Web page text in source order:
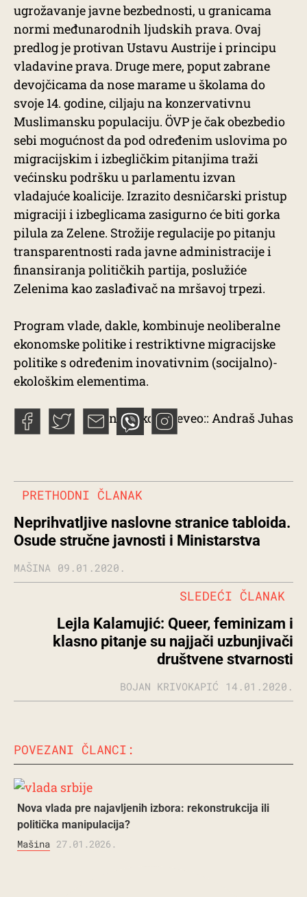
ugrožavanje javne bezbednosti, u granicama
normi međunarodnih ljudskih prava. Ovaj
predlog je protivan Ustavu Austrije i principu
vladavine prava. Druge mere, poput zabrane
devojčicama da nose marame u školama do
svoje 14. godine, ciljaju na konzervativnu
Muslimansku populaciju. ÖVP je čak obezbedio
sebi mogućnost da pod određenim uslovima po
migracijskim i izbegličkim pitanjima traži
većinsku podršku u parlamentu izvan
vladajuće koalicije. Izrazito desničarski pristup
migraciji i izbeglicama zasigurno će biti gorka
pilula za Zelene. Strožije regulacije po pitanju
transparentnosti rada javne administracije i
finansiranja političkih partija, poslužiće
Zelenima kao zaslađivač na mršavoj trpezi.
Program vlade, dakle, kombinuje neoliberalne
ekonomske politike i restriktivne migracijske
politike s određenim inovativnim (socijalno)-
ekološkim elementima.
S engleskog preveo:: Andraš Juhas
PRETHODNI ČLANAK
Neprihvatljive naslovne stranice tabloida.
Osude stručne javnosti i Ministarstva
MAŠINA 09.01.2020.
Lejla Kalamujić: Queer, feminizam i
klasno pitanje su najjači uzbunjivači
društvene stvarnosti
SLEDEĆI ČLANAK
BOJAN KRIVOKAPIĆ 14.01.2020.
POVEZANI ČLANCI:
Nova vlada pre najavljenih izbora: rekonstrukcija ili
politička manipulacija?
Mašina 27.01.2026.